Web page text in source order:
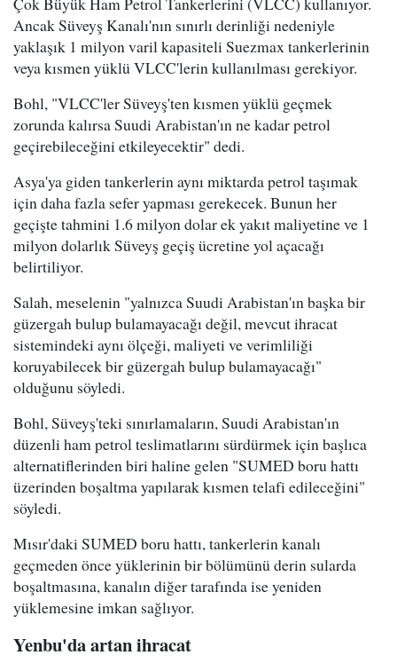
Ancak Süveyş Kanalı'nın sınırlı derinliği nedeniyle
yaklaşık 1 milyon varil kapasiteli Suezmax tankerlerinin
veya kısmen yüklü VLCC'lerin kullanılması gerekiyor.
Bohl, "VLCC'ler Süveyş'ten kısmen yüklü geçmek
zorunda kalırsa Suudi Arabistan'ın ne kadar petrol
geçirebileceğini etkileyecektir" dedi.
Asya'ya giden tankerlerin aynı miktarda petrol taşımak
için daha fazla sefer yapması gerekecek. Bunun her
geçişte tahmini 1.6 milyon dolar ek yakıt maliyetine ve 1
milyon dolarlık Süveyş geçiş ücretine yol açacağı
belirtiliyor.
Salah, meselenin "yalnızca Suudi Arabistan'ın başka bir
güzergah bulup bulamayacağı değil, mevcut ihracat
sistemindeki aynı ölçeği, maliyeti ve verimliliği
koruyabilecek bir güzergah bulup bulamayacağı"
olduğunu söyledi.
Bohl, Süveyş'teki sınırlamaların, Suudi Arabistan'ın
düzenli ham petrol teslimatlarını sürdürmek için başlıca
alternatiflerinden biri haline gelen "SUMED boru hattı
üzerinden boşaltma yapılarak kısmen telafi edileceğini"
söyledi.
Mısır'daki SUMED boru hattı, tankerlerin kanalı
geçmeden önce yüklerinin bir bölümünü derin sularda
boşaltmasına, kanalın diğer tarafında ise yeniden
yüklemesine imkan sağlıyor.
Yenbu'da artan ihracat